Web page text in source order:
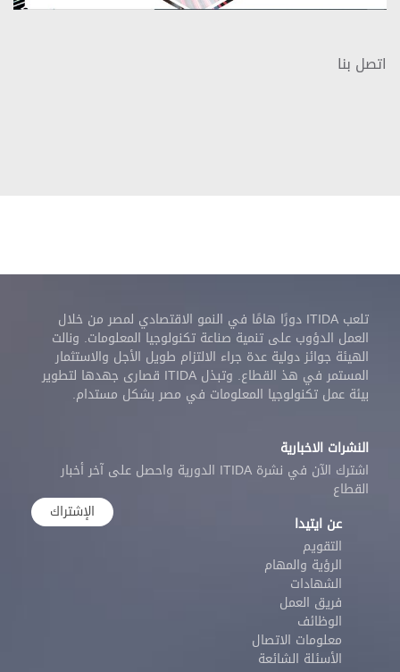
اتصل بنا
تلعب ITIDA دورًا هامًا في النمو الاقتصادي لمصر من خلال
العمل الدؤوب على تنمية صناعة تكنولوجيا المعلومات. ونالت
الهيئة جوائز دولية عدة جراء الالتزام طويل الأجل والاستثمار
المستمر في هذ القطاع. وتبذل ITIDA قصارى جهدها لتطوير
بيئة عمل تكنولوجيا المعلومات في مصر بشكل مستدام.
النشرات الاخبارية
اشترك الآن في نشرة ITIDA الدورية واحصل على آخر أخبار
القطاع
الإشتراك
عن ايتيدا
التقويم
الرؤية والمهام
الشهادات
فريق العمل
الوظائف
معلومات الاتصال
الأسئلة الشائعة